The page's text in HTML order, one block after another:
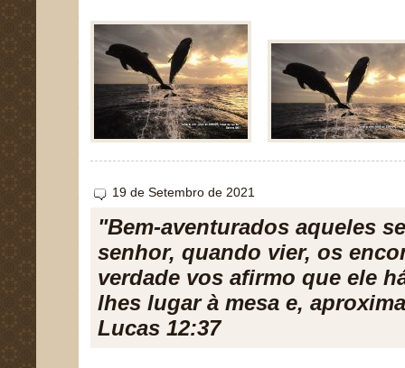
19 de Setembro de 2021
"Bem-aventurados aqueles
senhor, quando vier, os
verdade vos afirmo que ele
lhes lugar à mesa e,
Lucas 12:37